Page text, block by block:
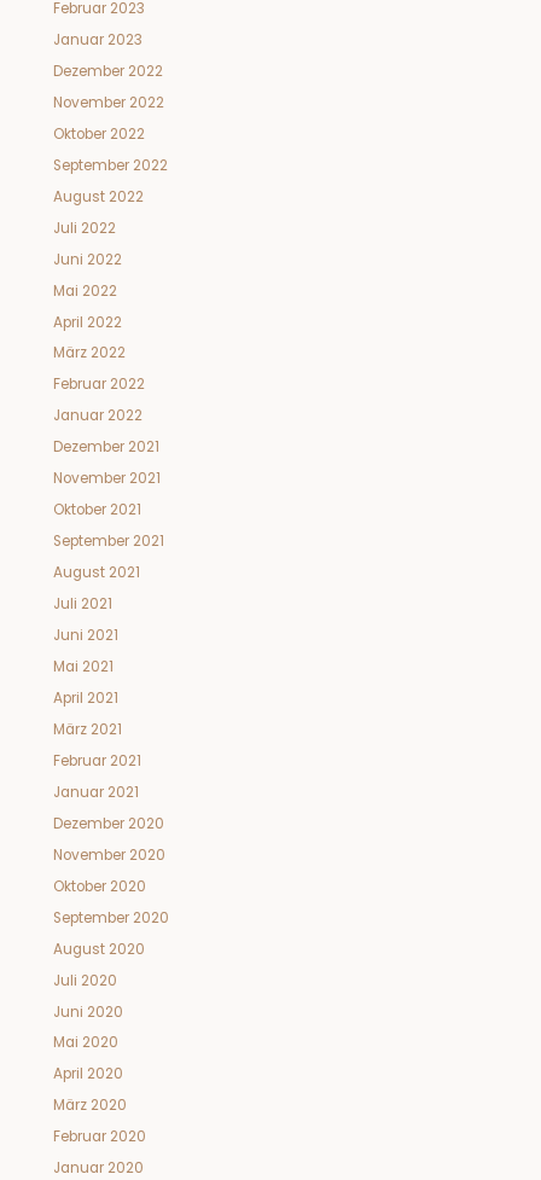
Februar 2023
Januar 2023
Dezember 2022
November 2022
Oktober 2022
September 2022
August 2022
Juli 2022
Juni 2022
Mai 2022
April 2022
März 2022
Februar 2022
Januar 2022
Dezember 2021
November 2021
Oktober 2021
September 2021
August 2021
Juli 2021
Juni 2021
Mai 2021
April 2021
März 2021
Februar 2021
Januar 2021
Dezember 2020
November 2020
Oktober 2020
September 2020
August 2020
Juli 2020
Juni 2020
Mai 2020
April 2020
März 2020
Februar 2020
Januar 2020